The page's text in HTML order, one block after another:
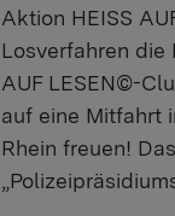
Aktion HEISS
Losverfahren die
AUF LESEN©-
auf eine Mitfahrt
Rhein freuen!